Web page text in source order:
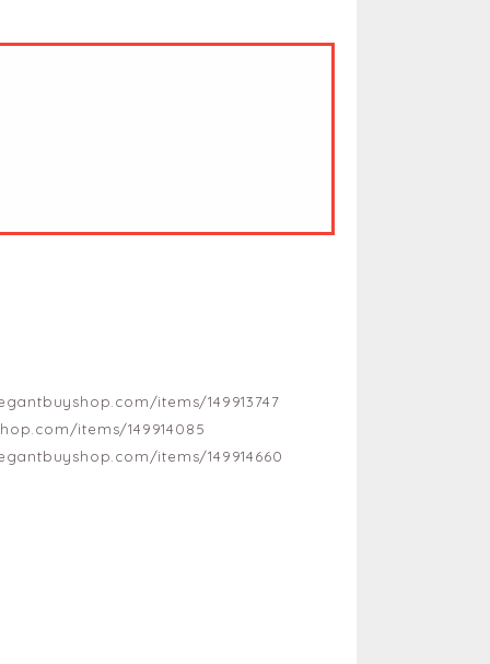
items/149913747
items/149914085
items/149914660